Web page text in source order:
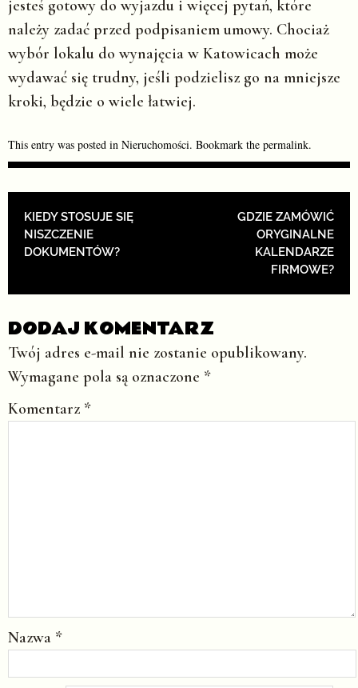
jesteś gotowy do wyjazdu i więcej pytań, które
należy zadać przed podpisaniem umowy. Chociaż
wybór lokalu do wynajęcia w Katowicach może
wydawać się trudny, jeśli podzielisz go na mniejsze
kroki, będzie o wiele łatwiej.
This entry was posted in Nieruchomości. Bookmark the permalink.
POST NAVIGATION
KIEDY STOSUJE SIĘ
NISZCZENIE
DOKUMENTÓW?
GDZIE ZAMÓWIĆ
ORYGINALNE
KALENDARZE
FIRMOWE?
DODAJ KOMENTARZ
Twój adres e-mail nie zostanie opublikowany.
Wymagane pola są oznaczone *
Komentarz *
Nazwa *